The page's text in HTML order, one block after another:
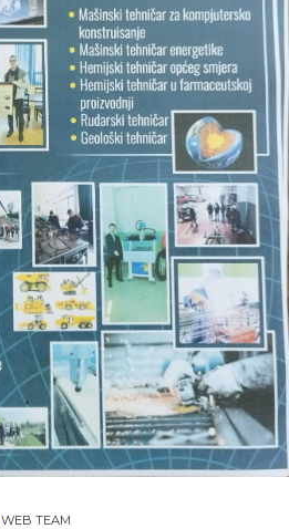
WEB TEAM